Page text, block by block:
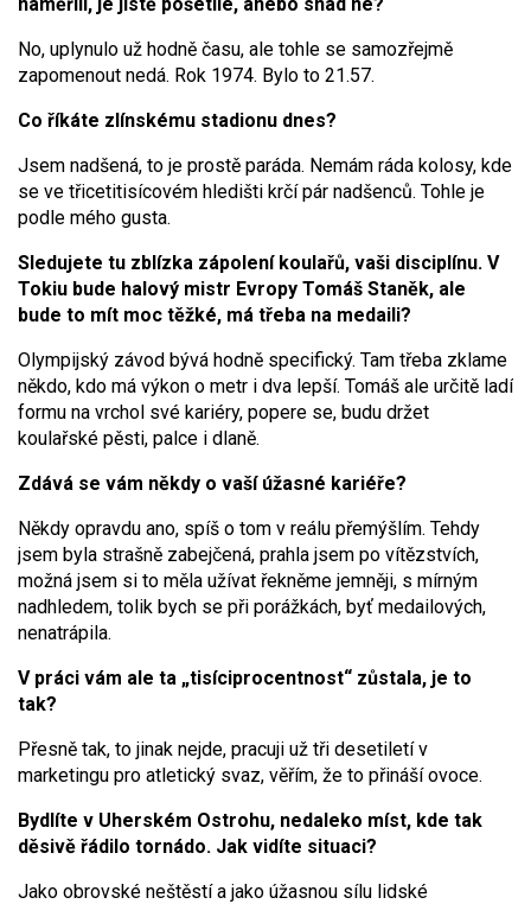
No, uplynulo už hodně času, ale tohle se samozřejmě
zapomenout nedá. Rok 1974. Bylo to 21.57.
Co říkáte zlínskému stadionu dnes?
Jsem nadšená, to je prostě paráda. Nemám ráda kolosy, kde
se ve třicetitisícovém hledišti krčí pár nadšenců. Tohle je
podle mého gusta.
Sledujete tu zblízka zápolení koulařů, vaši disciplínu. V
Tokiu bude halový mistr Evropy Tomáš Staněk, ale
bude to mít moc těžké, má třeba na medaili?
Olympijský závod bývá hodně specifický. Tam třeba zklame
někdo, kdo má výkon o metr i dva lepší. Tomáš ale určitě ladí
formu na vrchol své kariéry, popere se, budu držet
koulařské pěsti, palce i dlaně.
Zdává se vám někdy o vaší úžasné kariéře?
Někdy opravdu ano, spíš o tom v reálu přemýšlím. Tehdy
jsem byla strašně zabejčená, prahla jsem po vítězstvích,
možná jsem si to měla užívat řekněme jemněji, s mírným
nadhledem, tolik bych se při porážkách, byť medailových,
nenatrápila.
V práci vám ale ta „tisíciprocentnost“ zůstala, je to
tak?
Přesně tak, to jinak nejde, pracuji už tři desetiletí v
marketingu pro atletický svaz, věřím, že to přináší ovoce.
Bydlíte v Uherském Ostrohu, nedaleko míst, kde tak
děsivě řádilo tornádo. Jak vidíte situaci?
Jako obrovské neštěstí a jako úžasnou sílu lidské